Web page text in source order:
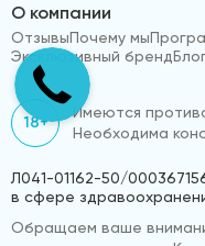
О компании
ОтзывыПочему мы
Эксклюзивный бренд
18+
Имеются
Необходима
Л041-01162-50/
в сфере
Обращаем ваше